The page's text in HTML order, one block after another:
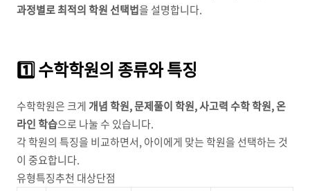
과정별로 최적의 학원 선택법을 설명합니다.
1️⃣ 수학학원의 종류와 특징
수학학원은 크게 개념 학원, 문제풀이 학원, 사고력 수학 학원, 온
라인 학습으로 나눌 수 있습니다.
각 학원의 특징을 비교하면서, 아이에게 맞는 학원을 선택하는 것
이 중요합니다.
유형특징추천 대상단점